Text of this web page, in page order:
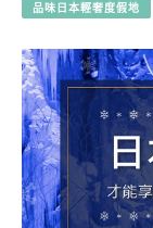
品味日本輕奢度假地